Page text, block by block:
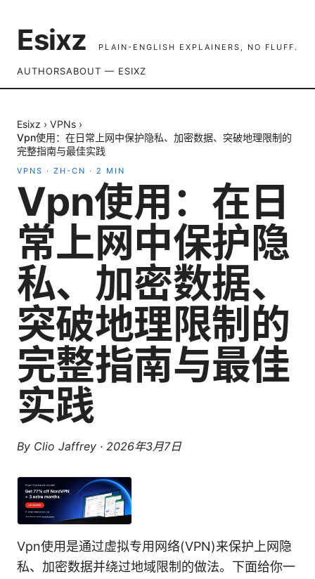
Esixz PLAIN-ENGLISH EXPLAINERS, NO FLUFF.
AUTHORSABOUT — ESIXZ
Esixz › VPNs ›
Vpn使用：在日常上网中保护隐私、加密数据、突破地理限制的
完整指南与最佳实践
VPNS · ZH-CN · 2 MIN
Vpn使用：在日
常上网中保护隐
私、加密数据、
突破地理限制的
完整指南与最佳
实践
By Clio Jaffrey · 2026年3月7日
Vpn使用是通过虚拟专用网络(VPN)来保护上网隐
私、加密数据并绕过地域限制的做法。下面给你一